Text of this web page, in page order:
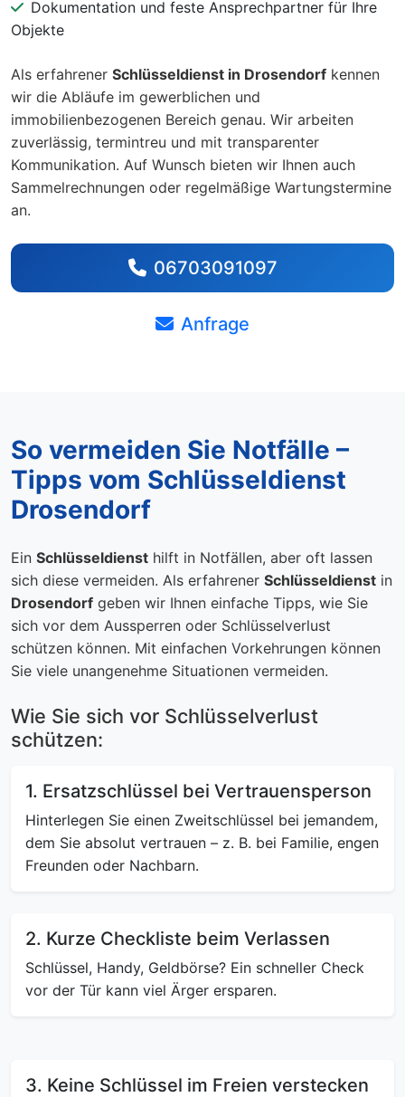
Dokumentation und feste Ansprechpartner für Ihre
Objekte
Als erfahrener Schlüsseldienst in Drosendorf kennen
wir die Abläufe im gewerblichen und
immobilienbezogenen Bereich genau. Wir arbeiten
zuverlässig, termintreu und mit transparenter
Kommunikation. Auf Wunsch bieten wir Ihnen auch
Sammelrechnungen oder regelmäßige Wartungstermine
an.
06703091097
Anfrage
So vermeiden Sie Notfälle –
Tipps vom Schlüsseldienst
Drosendorf
Ein Schlüsseldienst hilft in Notfällen, aber oft lassen
sich diese vermeiden. Als erfahrener Schlüsseldienst in
Drosendorf geben wir Ihnen einfache Tipps, wie Sie
sich vor dem Aussperren oder Schlüsselverlust
schützen können. Mit einfachen Vorkehrungen können
Sie viele unangenehme Situationen vermeiden.
Wie Sie sich vor Schlüsselverlust
schützen:
1. Ersatzschlüssel bei Vertrauensperson
Hinterlegen Sie einen Zweitschlüssel bei jemandem,
dem Sie absolut vertrauen – z. B. bei Familie, engen
Freunden oder Nachbarn.
2. Kurze Checkliste beim Verlassen
Schlüssel, Handy, Geldbörse? Ein schneller Check
vor der Tür kann viel Ärger ersparen.
3. Keine Schlüssel im Freien verstecken